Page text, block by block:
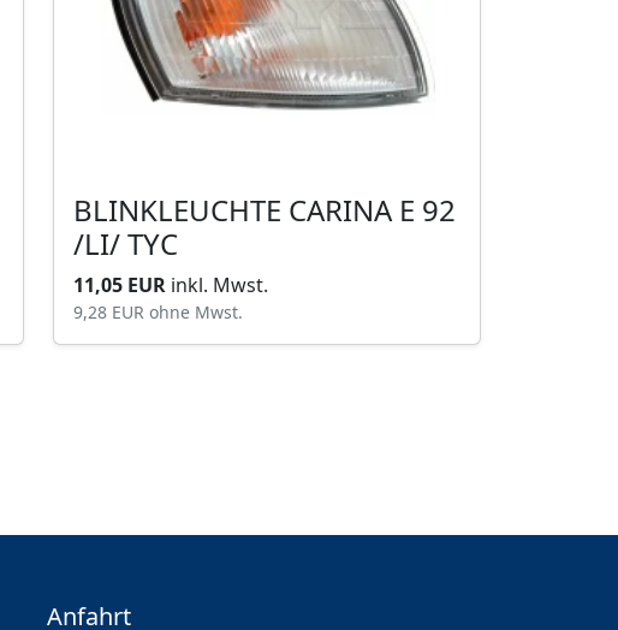
BLINKLEUCHTE CARINA E 92
/LI/ TYC
11,05 EUR inkl. Mwst.
9,28 EUR ohne Mwst.
Anfahrt